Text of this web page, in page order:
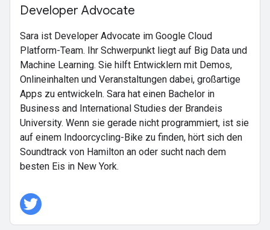
Developer Advocate
Sara ist Developer Advocate im Google Cloud
Platform-Team. Ihr Schwerpunkt liegt auf Big Data und
Machine Learning. Sie hilft Entwicklern mit Demos,
Onlineinhalten und Veranstaltungen dabei, großartige
Apps zu entwickeln. Sara hat einen Bachelor in
Business and International Studies der Brandeis
University. Wenn sie gerade nicht programmiert, ist sie
auf einem Indoorcycling-Bike zu finden, hört sich den
Soundtrack von Hamilton an oder sucht nach dem
besten Eis in New York.